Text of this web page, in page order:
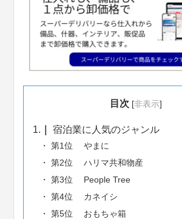
目次 [非表示]
1. 宿泊業に人気のジャンル
第1位 やまに
第2位 ハリマ共和物産
第3位 People Tree
第4位 カネイシ
第5位 おもちゃ箱